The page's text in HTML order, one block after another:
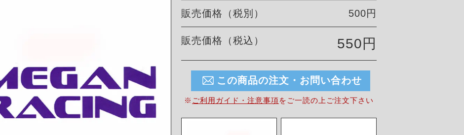
販売価格（税別） 500円
販売価格（税込） 550円
この商品の注文・お問い合わせ
※ ご利用ガイド・注意事項を ご一読の上ご注文下さい